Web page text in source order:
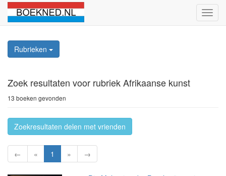
Rubrieken
Zoek resultaten voor rubriek Afrikaanse kunst
13 boeken gevonden
Zoekresultaten delen met vrienden
← « 1 » →